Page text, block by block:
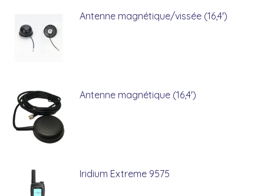
Antenne magnétique/vissée (16,4')
Antenne magnétique (16,4')
Iridium Extreme 9575